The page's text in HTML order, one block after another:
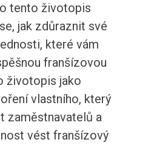
tento životopis
jak zdůraznit své
které vám
franšízovou
životopis jako
vlastního, který
zaměstnavatelů a
vést franšízový